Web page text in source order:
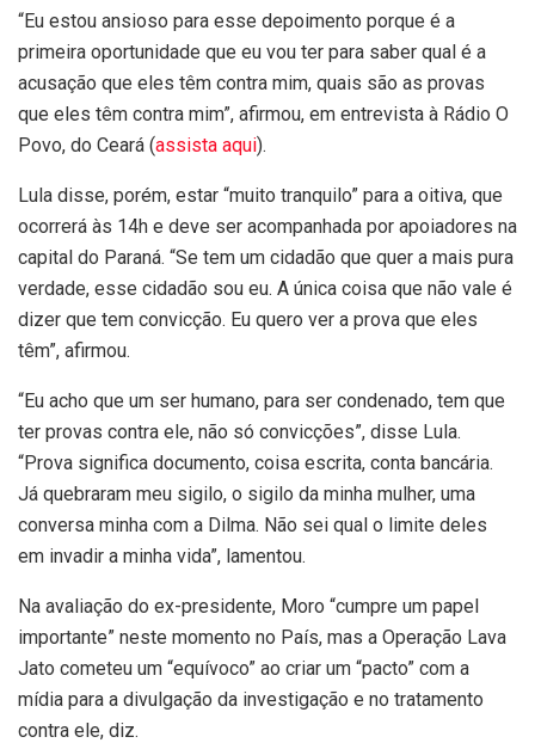
“Eu estou ansioso para esse depoimento porque é a
primeira oportunidade que eu vou ter para saber qual é a
acusação que eles têm contra mim, quais são as provas
que eles têm contra mim”, afirmou, em entrevista à Rádio O
Povo, do Ceará (assista aqui).
Lula disse, porém, estar “muito tranquilo” para a oitiva, que
ocorrerá às 14h e deve ser acompanhada por apoiadores na
capital do Paraná. “Se tem um cidadão que quer a mais pura
verdade, esse cidadão sou eu. A única coisa que não vale é
dizer que tem convicção. Eu quero ver a prova que eles
têm”, afirmou.
“Eu acho que um ser humano, para ser condenado, tem que
ter provas contra ele, não só convicções”, disse Lula.
“Prova significa documento, coisa escrita, conta bancária.
Já quebraram meu sigilo, o sigilo da minha mulher, uma
conversa minha com a Dilma. Não sei qual o limite deles
em invadir a minha vida”, lamentou.
Na avaliação do ex-presidente, Moro “cumpre um papel
importante” neste momento no País, mas a Operação Lava
Jato cometeu um “equívoco” ao criar um “pacto” com a
mídia para a divulgação da investigação e no tratamento
contra ele, diz.